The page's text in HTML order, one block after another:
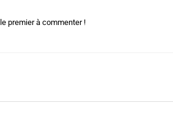
premier à commenter !